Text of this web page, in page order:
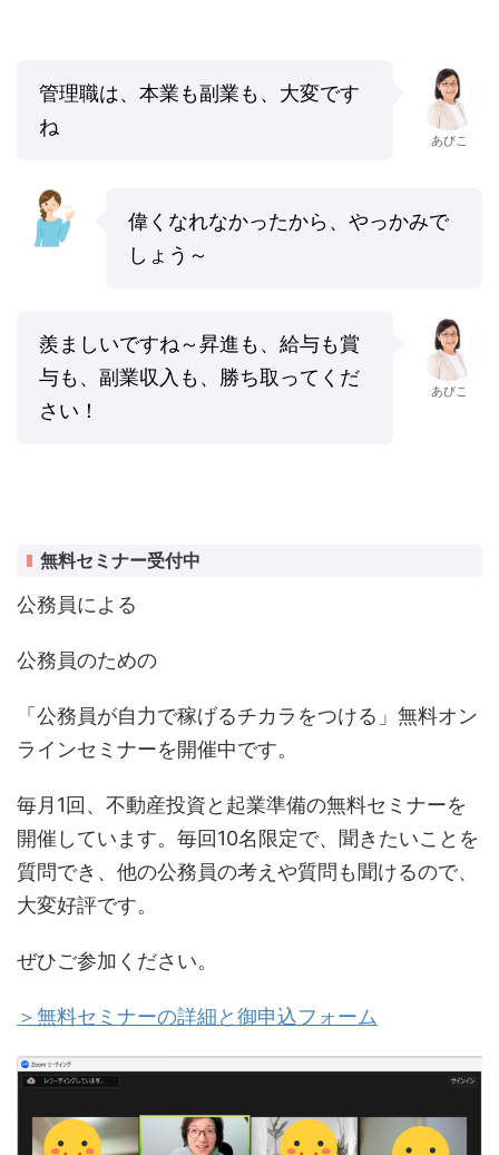
管理職は、本業も副業も、大変です
ね
あびこ
偉くなれなかったから、やっかみで
しょう～
羨ましいですね～昇進も、給与も賞
与も、副業収入も、勝ち取ってくだ
さい！
あびこ
無料セミナー受付中
公務員による
公務員のための
「公務員が自力で稼げるチカラをつける」無料オン
ラインセミナーを開催中です。
毎月1回、不動産投資と起業準備の無料セミナーを
開催しています。毎回10名限定で、聞きたいことを
質問でき、他の公務員の考えや質問も聞けるので、
大変好評です。
ぜひご参加ください。
＞無料セミナーの詳細と御申込フォーム